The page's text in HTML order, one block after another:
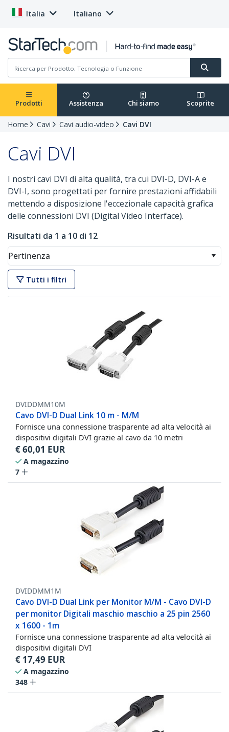
Italia Italiano
Prodotti Assistenza Chi siamo Scoprite
Home Cavi Cavi audio-video Cavi DVI
Cavi DVI
I nostri cavi DVI di alta qualità, tra cui DVI-D, DVI-A e
DVI-I, sono progettati per fornire prestazioni affidabili
mettendo a disposizione l'eccezionale capacità grafica
delle connessioni DVI (Digital Video Interface).
Risultati da 1 a 10 di 12
Pertinenza
Tutti i filtri
DVIDDMM10M
Cavo DVI-D Dual Link 10 m - M/M
Fornisce una connessione trasparente ad alta velocità ai
dispositivi digitali DVI grazie al cavo da 10 metri
€60,01 EUR
A magazzino
7
DVIDDMM1M
Cavo DVI-D Dual Link per Monitor M/M - Cavo DVI-D
per monitor Digitali maschio maschio a 25 pin 2560
x 1600 - 1m
Fornisce una connessione trasparente ad alta velocità ai
dispositivi digitali DVI
€ 17,49 EUR
A magazzino
348